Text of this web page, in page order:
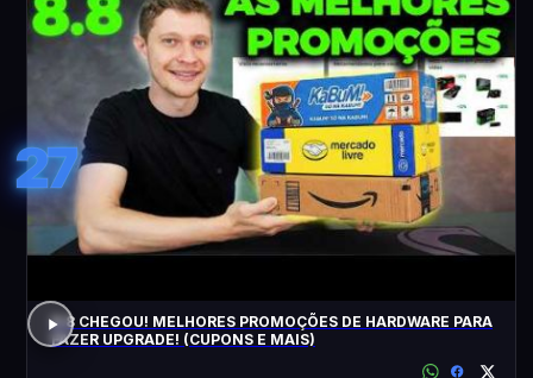
27
8.8 CHEGOU! MELHORES PROMOÇÕES DE HARDWARE PARA
FAZER UPGRADE! (CUPONS E MAIS)